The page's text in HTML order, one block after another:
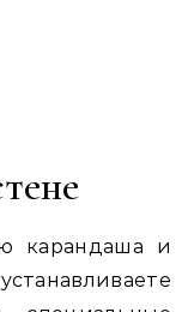
карандаша и